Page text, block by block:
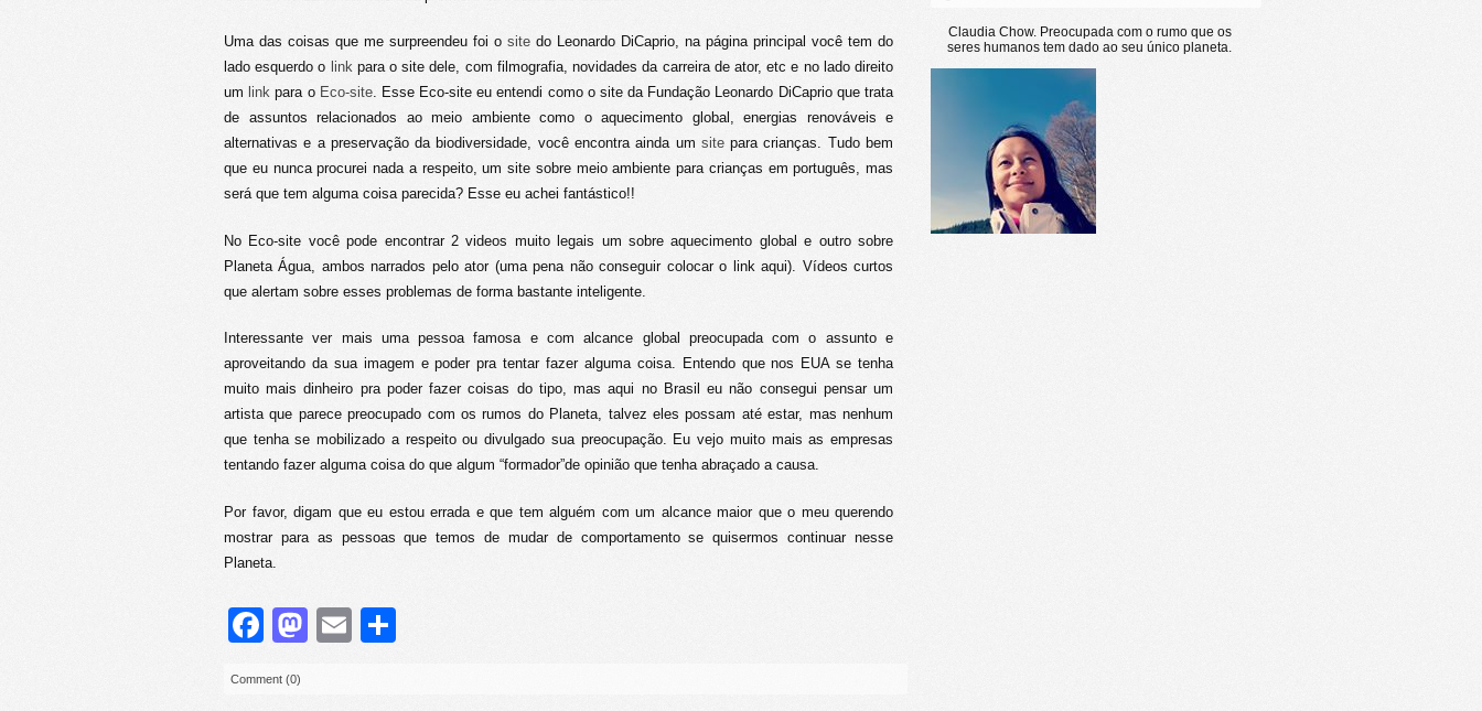
Uma das coisas que me surpreendeu foi o site do Leonardo DiCaprio, na página principal você tem do
lado esquerdo o linkpara o site dele, com filmografia, novidades da carreira de ator, etc e no lado direito
um link para o Eco-site. Esse Eco-site eu entendi como o site da Fundação Leonardo DiCaprio que trata
de assuntos relacionados ao meio ambiente como o aquecimento global, energias renováveis e
alternativas e a preservação da biodiversidade, você encontra ainda um sitepara crianças. Tudo bem
que eu nunca procurei nada a respeito, um site sobre meio ambiente para crianças em português, mas
será que tem alguma coisa parecida? Esse eu achei fantástico!!
No Eco-site você pode encontrar 2 videos muito legais um sobre aquecimento global e outro sobre
Planeta Água, ambos narrados pelo ator (uma pena não conseguir colocar o link aqui). Vídeos curtos
que alertam sobre esses problemas de forma bastante inteligente.
Interessante ver mais uma pessoa famosa e com alcance global preocupada com o assunto e
aproveitando da sua imagem e poder pra tentar fazer alguma coisa. Entendo que nos EUA se tenha
muito mais dinheiro pra poder fazer coisas do tipo, mas aqui no Brasil eu não consegui pensar um
artista que parece preocupado com os rumos do Planeta, talvez eles possam até estar, mas nenhum
que tenha se mobilizado a respeito ou divulgado sua preocupação. Eu vejo muito mais as empresas
tentando fazer alguma coisa do que algum “formador”de opinião que tenha abraçado a causa.
Por favor, digam que eu estou errada e que tem alguém com um alcance maior que o meu querendo
mostrar para as pessoas que temos de mudar de comportamento se quisermos continuar nesse
Planeta.
Facebook
Mastodon
Email
Comment (0)
Claudia Chow. Preocupada com o rumo que os
seres humanos tem dado ao seu único planeta.